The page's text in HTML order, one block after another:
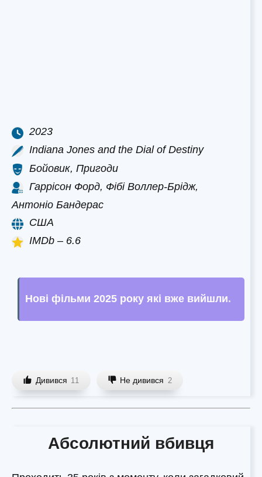
2023
Indiana Jones and the Dial of Destiny
Бойовик, Пригоди
Гаррісон Форд, Фібі Воллер-Брідж,
Антоніо Бандерас
США
IMDb – 6.6
Нові фільми 2025 року які вже вийшли.
Дивився 11 Не дивився 2
Абсолютний вбивця